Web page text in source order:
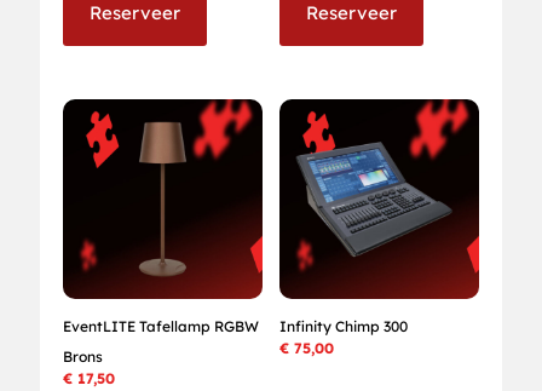
Reserveer Reserveer
EventLITE Tafellamp RGBW
Brons
€ 17,50
Infinity Chimp 300
€75,00